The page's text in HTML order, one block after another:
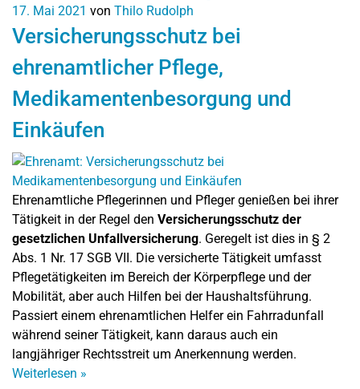
17. Mai 2021 von Thilo Rudolph
Versicherungsschutz bei
ehrenamtlicher Pflege,
Medikamentenbesorgung und
Einkäufen
Ehrenamtliche Pflegerinnen und Pfleger genießen bei ihrer
Tätigkeit in der Regel den Versicherungsschutz der
gesetzlichen Unfallversicherung. Geregelt ist dies in § 2
Abs. 1 Nr. 17 SGB VII. Die versicherte Tätigkeit umfasst
Pflegetätigkeiten im Bereich der Körperpflege und der
Mobilität, aber auch Hilfen bei der Haushaltsführung.
Passiert einem ehrenamtlichen Helfer ein Fahrradunfall
während seiner Tätigkeit, kann daraus auch ein
langjähriger Rechtsstreit um Anerkennung werden.
Weiterlesen »